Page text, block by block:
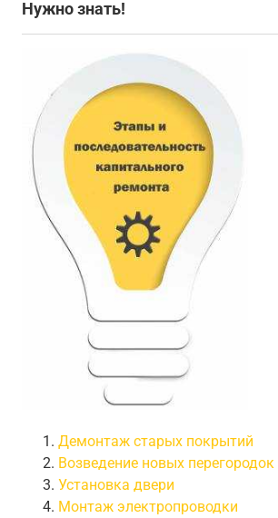
Нужно знать!
Демонтаж старых покрытий
Возведение новых перегородок
Установка двери
Монтаж электропроводки